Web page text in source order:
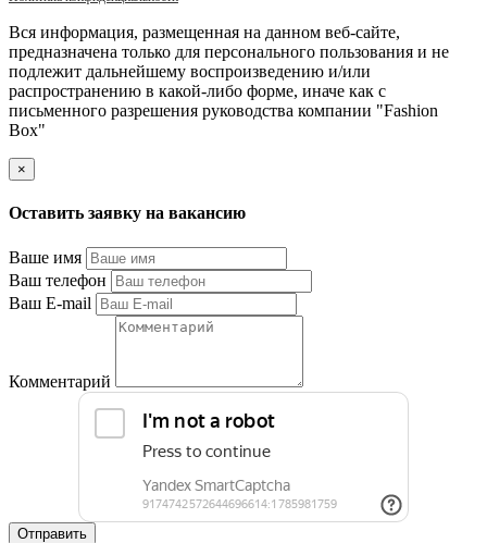
Вся информация, размещенная на данном веб-сайте,
предназначена только для персонального пользования и не
подлежит дальнейшему воспроизведению и/или
распространению в какой-либо форме, иначе как с
письменного разрешения руководства компании "Fashion
Box"
×
Оставить заявку на вакансию
Ваше имя
Ваш телефон
Ваш E-mail
Комментарий
Отправить